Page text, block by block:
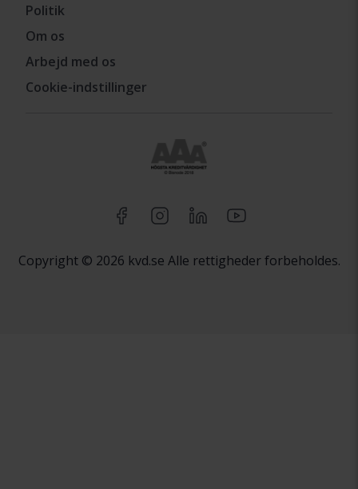
Politik
Om os
Arbejd med os
Cookie-indstillinger
Copyright © 2026 kvd.se Alle rettigheder forbeholdes.